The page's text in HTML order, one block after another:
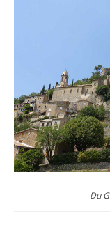
Du